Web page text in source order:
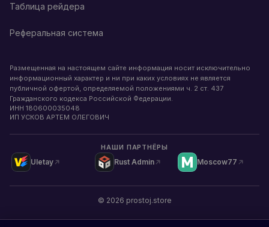
Таблица рейдера
Реферальная система
Размещенная на настоящем сайте информация носит исключительно
информационный характер и ни при каких условиях не является
публичной офертой, определяемой положениями ч. 2 ст. 437
Гражданского кодекса Российской Федерации.
ИНН 180600035048
ИП УСКОВ АРТЕМ ОЛЕГОВИЧ
НАШИ ПАРТНЁРЫ
Uletay Rust Admin Moscow77
© 2026 prostoj.store